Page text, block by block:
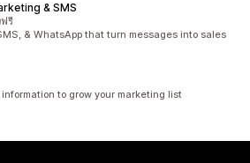
& SMS
รี
& WhatsApp that turn messages into sales
to grow your marketing list